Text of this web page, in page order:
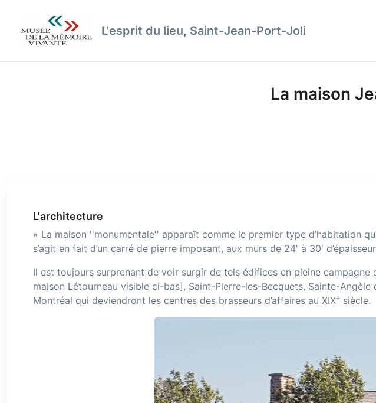
L'esprit du lieu, Saint-Jean-Port-Joli
La maison
L'architecture
« La maison ''monumentale'' apparaît comme le premier type d’habitation
s’agit en fait d’un carré de pierre imposant, aux murs de 24' à 30'
Il est toujours surprenant de voir surgir de tels édifices en pleine
maison Létourneau visible ci-bas], Saint-Pierre-les-Becquets, Sainte-
Montréal qui deviendront les centres des brasseurs d’affaires au XIXe siècle.